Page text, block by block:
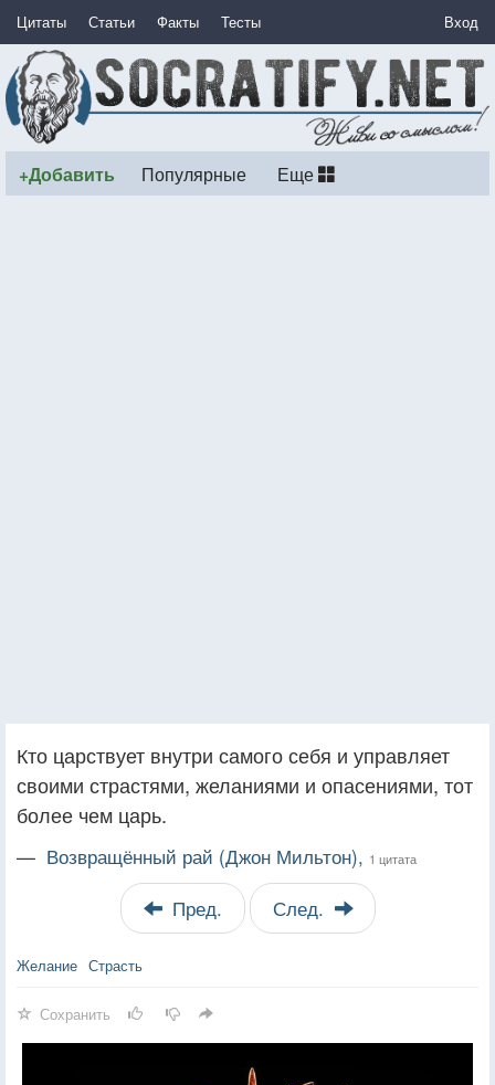
Цитаты Статьи Факты Тесты Вход
+Добавить Популярные Еще
Кто царствует внутри самого себя и управляет
своими страстями, желаниями и опасениями, тот
более чем царь.
— Возвращённый рай (Джон Мильтон), 1 цитата
Пред. След.
Желание Страсть
Сохранить